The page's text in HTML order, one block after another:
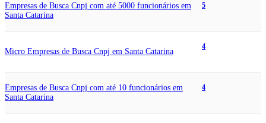
Empresas de Busca Cnpj com até 5000 funcionários em
Santa Catarina
5
Micro Empresas de Busca Cnpj em Santa Catarina
4
Empresas de Busca Cnpj com até 10 funcionários em
Santa Catarina
4